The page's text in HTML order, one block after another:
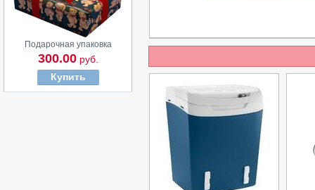
Подарочная упаковка
300.00руб.
Купить